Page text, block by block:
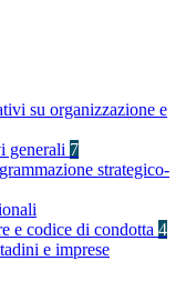
su organizzazione e
generali 7
strategico-
e codice di condotta 4
e imprese